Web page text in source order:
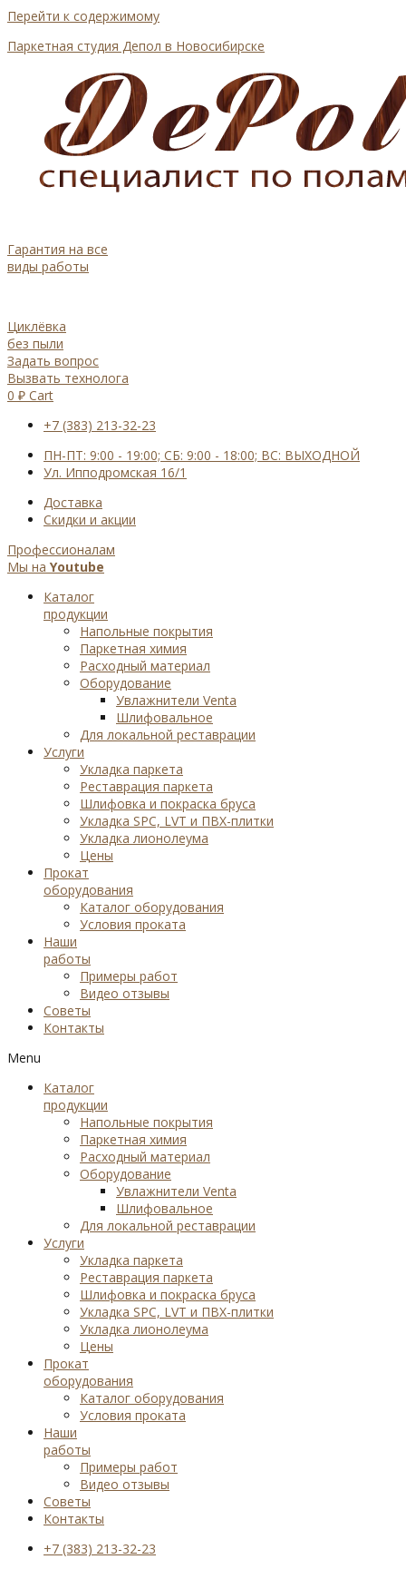
Перейти к содержимому
Паркетная студия Депол в Новосибирске
Гарантия на все
виды работы
Циклёвка
без пыли
Задать вопрос
Вызвать технолога
0 ₽ Cart
+7 (383) 213-32-23
ПН-ПТ: 9:00 - 19:00; СБ: 9:00 - 18:00; ВС: ВЫХОДНОЙ
Ул. Ипподромская 16/1
Доставка
Cкидки и акции
Профессионалам
Мы на Youtube
Каталог
продукции
Напольные покрытия
Паркетная химия
Расходный материал
Оборудование
Увлажнители Venta
Шлифовальное
Для локальной реставрации
Услуги
Укладка паркета
Реставрация паркета
Шлифовка и покраска бруса
Укладка SPC, LVT и ПВХ-плитки
Укладка лионолеума
Цены
Прокат
оборудования
Каталог оборудования
Условия проката
Наши
работы
Примеры работ
Видео отзывы
Советы
Контакты
Menu
Каталог
продукции
Напольные покрытия
Паркетная химия
Расходный материал
Оборудование
Увлажнители Venta
Шлифовальное
Для локальной реставрации
Услуги
Укладка паркета
Реставрация паркета
Шлифовка и покраска бруса
Укладка SPC, LVT и ПВХ-плитки
Укладка лионолеума
Цены
Прокат
оборудования
Каталог оборудования
Условия проката
Наши
работы
Примеры работ
Видео отзывы
Советы
Контакты
+7 (383) 213-32-23